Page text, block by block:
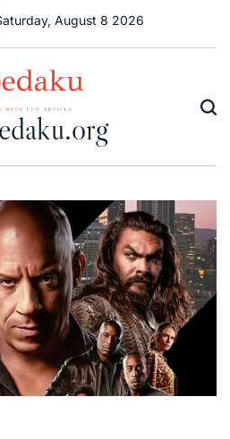
August 8 2026